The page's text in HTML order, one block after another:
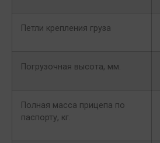
Петли крепления груза
Погрузочная высота, мм.
Полная масса прицепа по
паспорту, кг.